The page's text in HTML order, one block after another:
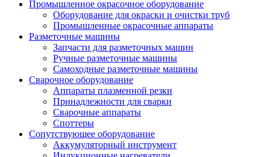
Промышленное окрасочное оборудование
Оборудование для окраски и очистки труб
Промышленные окрасочные аппараты
Разметочные машины
Запчасти для разметочных машин
Ручные разметочные машины
Самоходные разметочные машины
Сварочное оборудование
Аппараты плазменной резки
Принадлежности для сварки
Сварочные аппараты
Споттеры
Сопутствующее оборудование
Аккумуляторный инструмент